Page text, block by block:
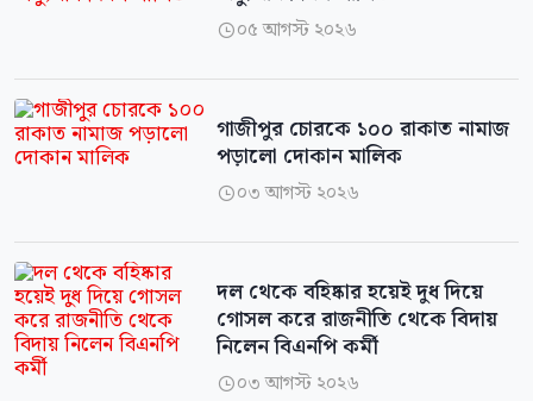
০৫ আগস্ট ২০২৬
গাজীপুর চোরকে ১০০ রাকাত নামাজ
পড়ালো দোকান মালিক
০৩ আগস্ট ২০২৬
দল থেকে বহিষ্কার হয়েই দুধ দিয়ে
গোসল করে রাজনীতি থেকে বিদায়
নিলেন বিএনপি কর্মী
০৩ আগস্ট ২০২৬